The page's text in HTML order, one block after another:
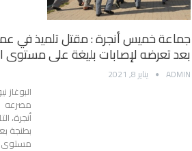
جماعة خميس أنجرة : مقتل تلميذ في عمر
بعد تعرضه لإصابات بليغة على مستوى
ADMIN يناير 8, 2021
مصرعه
أنجرة،
بطنجة
مستوى